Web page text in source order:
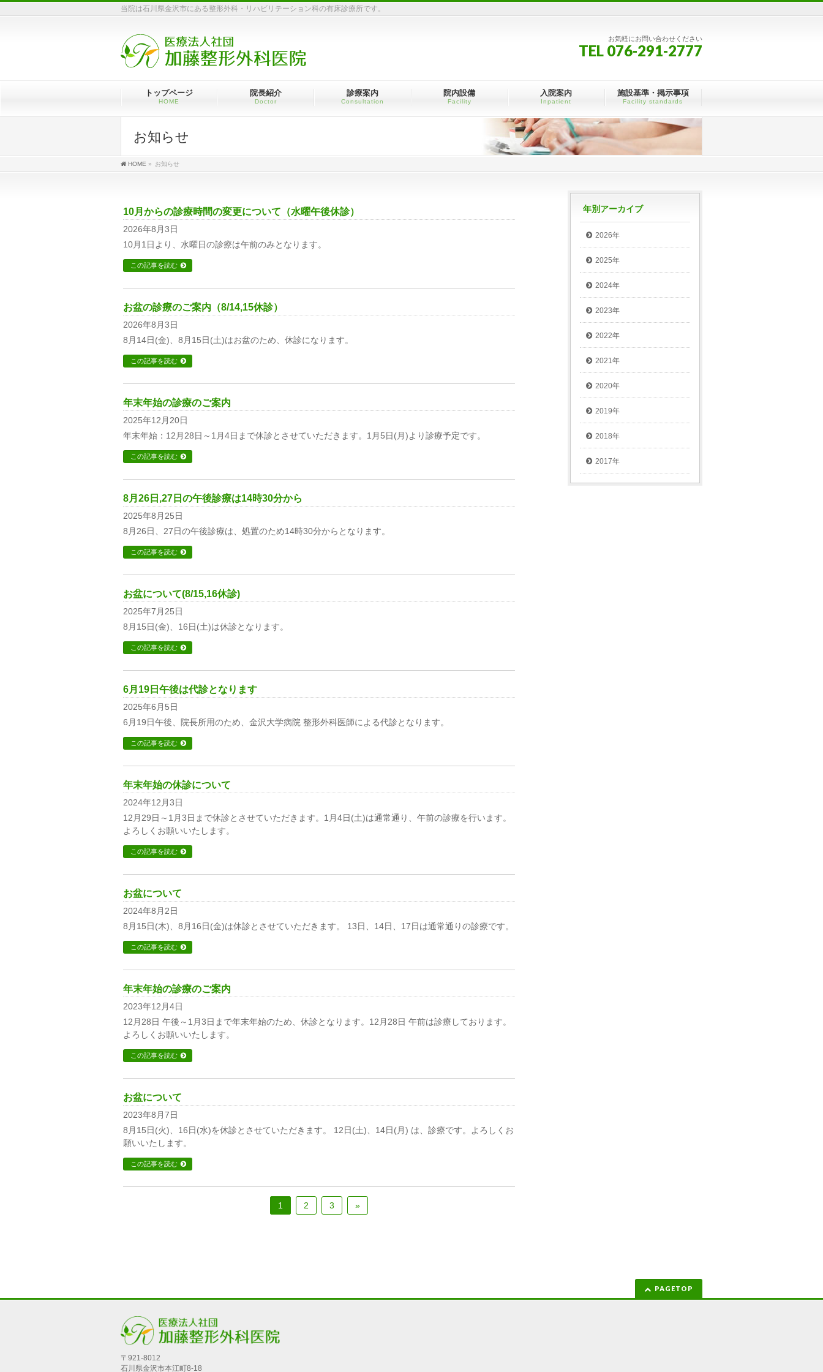
当院は石川県金沢市にある整形外科・リハビリテーション科の有床診療所です。
お気軽にお問い合わせください
TEL 076-291-2777
トップページ
HOME
院長紹介
Doctor
診療案内
Consultation
院内設備
Facility
入院案内
Inpatient
施設基準・掲示事項
Facility standards
お知らせ
HOME » お知らせ
10月からの診療時間の変更について（水曜午後休診）
2026年8月3日
10月1日より、水曜日の診療は午前のみとなります。
この記事を読む
お盆の診療のご案内（8/14,15休診）
2026年8月3日
8月14日(金)、8月15日(土)はお盆のため、休診になります。
この記事を読む
年末年始の診療のご案内
2025年12月20日
年末年始：12月28日～1月4日まで休診とさせていただきます。1月5日(月)より診療予定です。
この記事を読む
8月26日,27日の午後診療は14時30分から
2025年8月25日
8月26日、27日の午後診療は、処置のため14時30分からとなります。
この記事を読む
お盆について(8/15,16休診)
2025年7月25日
8月15日(金)、16日(土)は休診となります。
この記事を読む
6月19日午後は代診となります
2025年6月5日
6月19日午後、院長所用のため、金沢大学病院 整形外科医師による代診となります。
この記事を読む
年末年始の休診について
2024年12月3日
12月29日～1月3日まで休診とさせていただきます。1月4日(土)は通常通り、午前の診療を行います。
よろしくお願いいたします。
この記事を読む
お盆について
2024年8月2日
8月15日(木)、8月16日(金)は休診とさせていただきます。 13日、14日、17日は通常通りの診療です。
この記事を読む
年末年始の診療のご案内
2023年12月4日
12月28日 午後～1月3日まで年末年始のため、休診となります。12月28日 午前は診療しております。
よろしくお願いいたします。
この記事を読む
お盆について
2023年8月7日
8月15日(火)、16日(水)を休診とさせていただきます。 12日(土)、14日(月) は、診療です。よろしくお
願いいたします。
この記事を読む
1 2 3 »
年別アーカイブ
2026年
2025年
2024年
2023年
2022年
2021年
2020年
2019年
2018年
2017年
PAGETOP
〒921-8012
石川県金沢市本江町8-18